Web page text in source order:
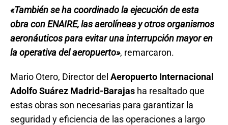
«También se ha coordinado la ejecución de esta
obra con ENAIRE, las aerolíneas y otros organismos
aeronáuticos para evitar una interrupción mayor en
la operativa del aeropuerto», remarcaron.
Mario Otero, Director del Aeropuerto Internacional
Adolfo Suárez Madrid-Barajas ha resaltado que
estas obras son necesarias para garantizar la
seguridad y eficiencia de las operaciones a largo